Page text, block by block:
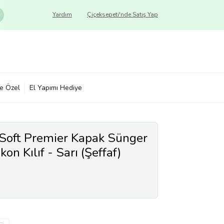
Çiçeksepeti'nde Satış Yap
Yardım
Özel El Yapımı Hediye
Premier Kapak Sünger
Kılıf - Sarı (Şeffaf)